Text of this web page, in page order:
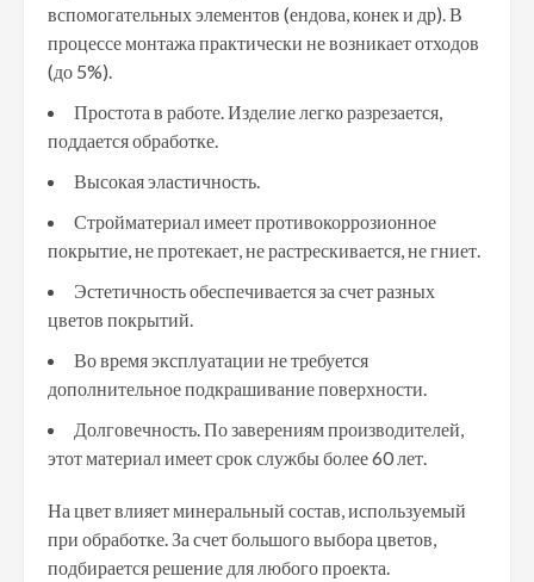
вспомогательных элементов (ендова, конек и др). В
процессе монтажа практически не возникает отходов
(до 5%).
Простота в работе. Изделие легко разрезается,
поддается обработке.
Высокая эластичность.
Стройматериал имеет противокоррозионное
покрытие, не протекает, не растрескивается, не гниет.
Эстетичность обеспечивается за счет разных
цветов покрытий.
Во время эксплуатации не требуется
дополнительное подкрашивание поверхности.
Долговечность. По заверениям производителей,
этот материал имеет срок службы более 60 лет.
На цвет влияет минеральный состав, используемый
при обработке. За счет большого выбора цветов,
подбирается решение для любого проекта.